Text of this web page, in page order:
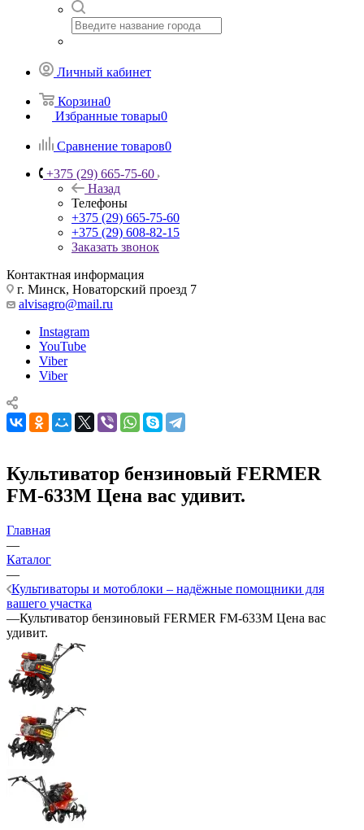
Личный кабинет
Корзина0
Избранные товары0
Сравнение товаров0
+375 (29) 665-75-60
Назад
Телефоны
+375 (29) 665-75-60
+375 (29) 608-82-15
Заказать звонок
Контактная информация
г. Минск, Новаторский проезд 7
alvisagro@mail.ru
Instagram
YouTube
Viber
Viber
Культиватор бензиновый FERMER
FM-633M Цена вас удивит.
Главная
—
Каталог
—
Культиваторы и мотоблоки – надёжные помощники для
вашего участка
—Культиватор бензиновый FERMER FM-633M Цена вас
удивит.